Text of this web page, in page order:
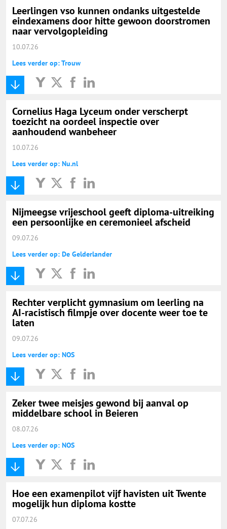
Leerlingen vso kunnen ondanks uitgestelde
eindexamens door hitte gewoon doorstromen
naar vervolgopleiding
10.07.26
Lees verder op: Trouw
Cornelius Haga Lyceum onder verscherpt
toezicht na oordeel inspectie over
aanhoudend wanbeheer
10.07.26
Lees verder op: Nu.nl
Nijmeegse vrijeschool geeft diploma-uitreiking
een persoonlijke en ceremonieel afscheid
09.07.26
Lees verder op: De Gelderlander
Rechter verplicht gymnasium om leerling na
AI-racistisch filmpje over docente weer toe te
laten
09.07.26
Lees verder op: NOS
Zeker twee meisjes gewond bij aanval op
middelbare school in Beieren
08.07.26
Lees verder op: NOS
Hoe een examenpilot vijf havisten uit Twente
mogelijk hun diploma kostte
07.07.26